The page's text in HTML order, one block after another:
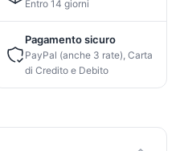
Entro 14 giorni
Pagamento sicuro
PayPal (anche 3 rate), Carta
di Credito e Debito